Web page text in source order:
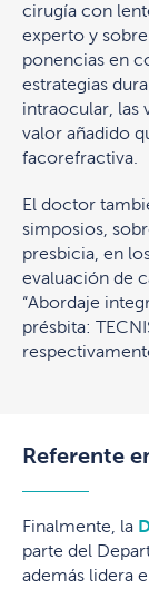
cirugía con
experto y
ponencias en
estrategias
intraocular, las
valor añadido
facorefractiva.
El doctor
simposios,
presbicia, en
evaluación de
“Abordaje
présbita:
Referente
Finalmente, la
parte del
además lidera